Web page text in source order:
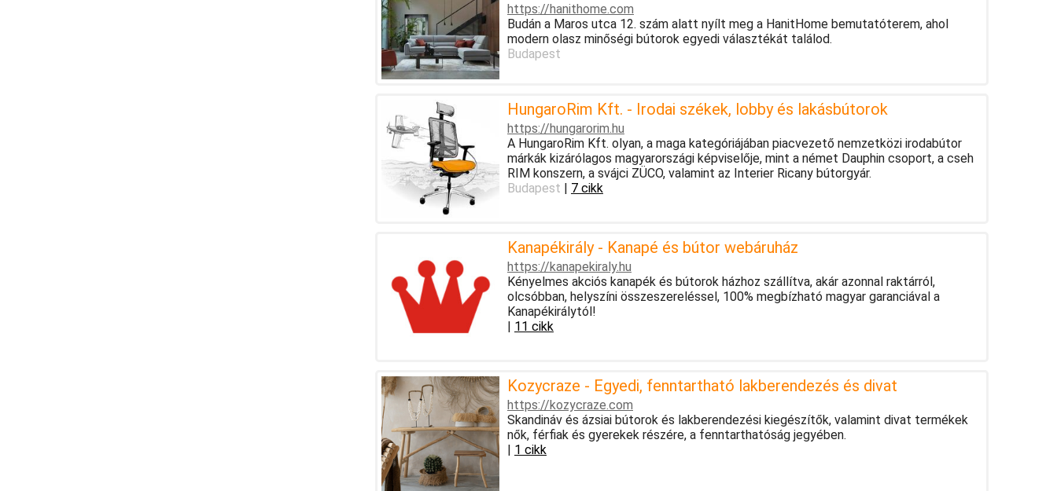
https://hanithome.com
Budán a Maros utca 12. szám alatt nyílt meg a HanitHome bemutatóterem, ahol
modern olasz minőségi bútorok egyedi választékát találod.
Budapest
HungaroRim Kft. - Irodai székek, lobby és lakásbútorok
https://hungarorim.hu
A HungaroRim Kft. olyan, a maga kategóriájában piacvezető nemzetközi irodabútor
márkák kizárólagos magyarországi képviselője, mint a német Dauphin csoport, a cseh
RIM konszern, a svájci ZÜCO, valamint az Interier Ricany bútorgyár.
Budapest | 7 cikk
Kanapékirály - Kanapé és bútor webáruház
https://kanapekiraly.hu
Kényelmes akciós kanapék és bútorok házhoz szállítva, akár azonnal raktárról,
olcsóbban, helyszíni összeszereléssel, 100% megbízható magyar garanciával a
Kanapékirálytól!
| 11 cikk
Kozycraze - Egyedi, fenntartható lakberendezés és divat
https://kozycraze.com
Skandináv és ázsiai bútorok és lakberendezési kiegészítők, valamint divat termékek
nők, férfiak és gyerekek részére, a fenntarthatóság jegyében.
| 1 cikk